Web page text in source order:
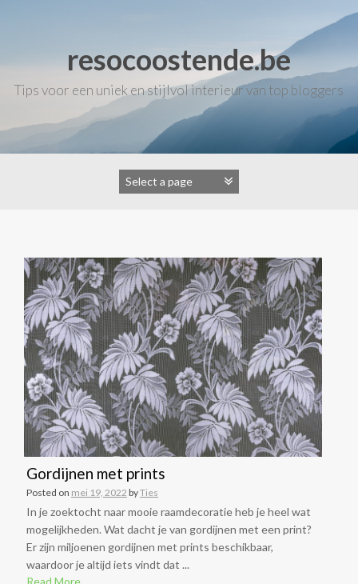
resocoostende.be
Tips voor een uniek en stijlvol interieur van top bloggers
Gordijnen met prints
Posted on mei 19, 2022 byTies
In je zoektocht naar mooie raamdecoratie heb je heel wat
mogelijkheden. Wat dacht je van gordijnen met een print?
Er zijn miljoenen gordijnen met prints beschikbaar,
waardoor je altijd iets vindt dat ...
Read More